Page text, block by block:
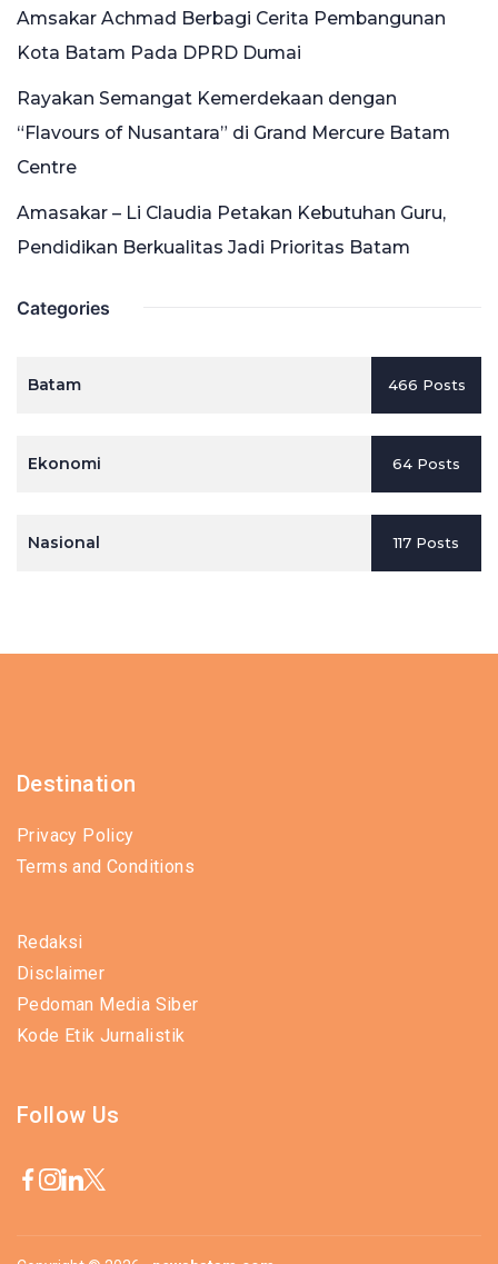
Amsakar Achmad Berbagi Cerita Pembangunan
Kota Batam Pada DPRD Dumai
Rayakan Semangat Kemerdekaan dengan
“Flavours of Nusantara” di Grand Mercure Batam
Centre
Amasakar – Li Claudia Petakan Kebutuhan Guru,
Pendidikan Berkualitas Jadi Prioritas Batam
Categories
Batam 466 Posts
Ekonomi 64 Posts
Nasional 117 Posts
Destination
Privacy Policy
Terms and Conditions
Redaksi
Disclaimer
Pedoman Media Siber
Kode Etik Jurnalistik
Follow Us